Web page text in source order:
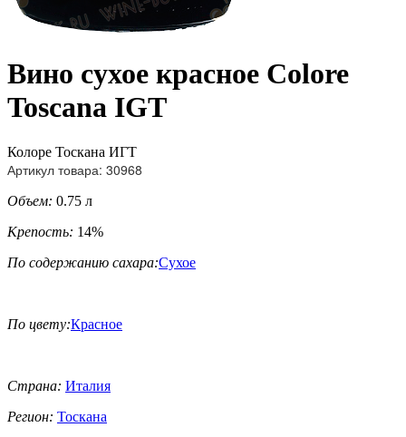
Вино сухое красное Colore
Toscana IGT
Колоре Тоскана ИГТ
Артикул товара: 30968
Объем: 0.75 л
Крепость: 14%
По содержанию сахара:Сухое
По цвету:Красное
Страна: Италия
Регион: Тоскана